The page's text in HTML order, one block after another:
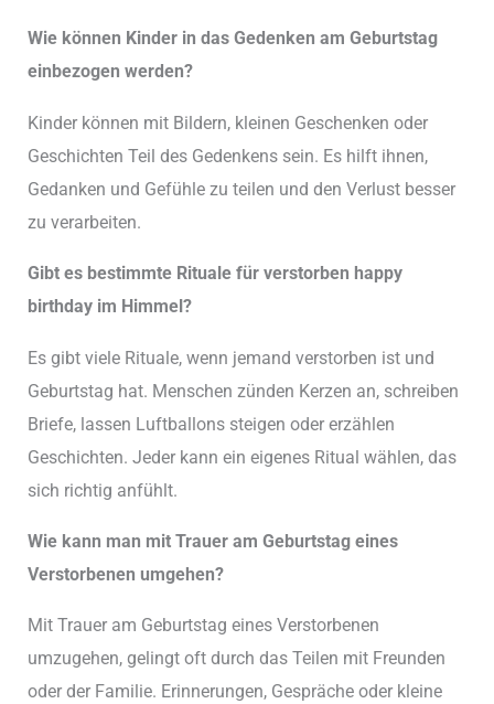
Wie können Kinder in das Gedenken am Geburtstag
einbezogen werden?
Kinder können mit Bildern, kleinen Geschenken oder
Geschichten Teil des Gedenkens sein. Es hilft ihnen,
Gedanken und Gefühle zu teilen und den Verlust besser
zu verarbeiten.
Gibt es bestimmte Rituale für verstorben happy
birthday im Himmel?
Es gibt viele Rituale, wenn jemand verstorben ist und
Geburtstag hat. Menschen zünden Kerzen an, schreiben
Briefe, lassen Luftballons steigen oder erzählen
Geschichten. Jeder kann ein eigenes Ritual wählen, das
sich richtig anfühlt.
Wie kann man mit Trauer am Geburtstag eines
Verstorbenen umgehen?
Mit Trauer am Geburtstag eines Verstorbenen
umzugehen, gelingt oft durch das Teilen mit Freunden
oder der Familie. Erinnerungen, Gespräche oder kleine